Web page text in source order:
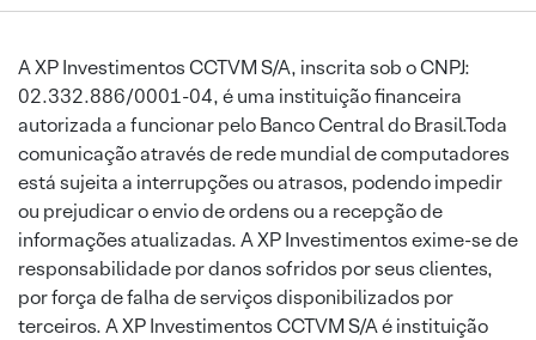
A XP Investimentos CCTVM S/A, inscrita sob o CNPJ:
02.332.886/0001-04, é uma instituição financeira
autorizada a funcionar pelo Banco Central do Brasil.Toda
comunicação através de rede mundial de computadores
está sujeita a interrupções ou atrasos, podendo impedir
ou prejudicar o envio de ordens ou a recepção de
informações atualizadas. A XP Investimentos exime-se de
responsabilidade por danos sofridos por seus clientes,
por força de falha de serviços disponibilizados por
terceiros. A XP Investimentos CCTVM S/A é instituição